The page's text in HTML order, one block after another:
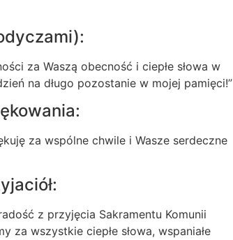
za Waszą obecność i ciepłe słowa w
na długo pozostanie w mojej pamięci!”
za wspólne chwile i Wasze serdeczne
z przyjęcia Sakramentu Komunii
za wszystkie ciepłe słowa, wspaniałe